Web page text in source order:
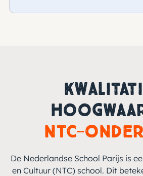
NTC-
De Nederlandse School Parijs is
en Cultuur (NTC) school. Dit